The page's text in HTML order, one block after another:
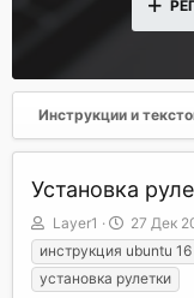
Инструкции и
Установка
А
в
т
о
Layer1
Д
а
т
а
27 Дек
инструкция ubuntu 16
установка рулетки